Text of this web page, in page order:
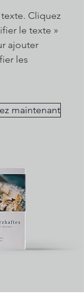
Cliquez
le texte »
ajouter
les
maintenant